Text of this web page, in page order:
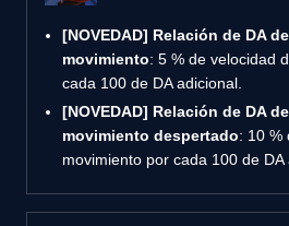
[NOVEDAD] Relación de DA
movimiento: 5 % de velocidad
cada 100 de DA adicional.
[NOVEDAD] Relación de DA
movimiento despertado: 10 %
movimiento por cada 100 de DA